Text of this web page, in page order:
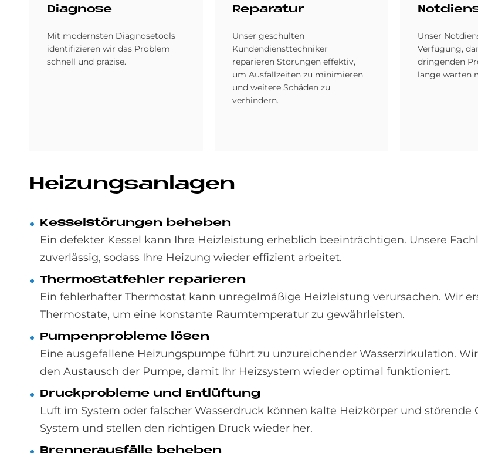
Dia­gno­se
Mit modernsten Diagnosetools
identifizieren wir das Problem
schnell und präzise.
Re­pa­ra­tur
Unser geschulten
Kundendiensttechniker
reparieren Störungen effektiv,
um Ausfallzeiten zu minimieren
und weitere Schäden zu
verhindern.
Unser
Verfügung,
dringenden
lange warten
Hei­zungs­an­la­gen
Kes­sel­stö­run­gen be­he­ben
Ein defekter Kessel kann Ihre Heizleistung erheblich beeinträchtigen. Unsere
zuverlässig, sodass Ihre Heizung wieder effizient arbeitet.
Ther­mo­stat­feh­ler re­pa­rie­ren
Ein fehlerhafter Thermostat kann unregelmäßige Heizleistung verursachen. Wir
Thermostate, um eine konstante Raumtemperatur zu gewährleisten.
Pum­pen­pro­ble­me lö­sen
Eine ausgefallene Heizungspumpe führt zu unzureichender Wasserzirkulation.
den Austausch der Pumpe, damit Ihr Heizsystem wieder optimal funktioniert.
Druck­pro­ble­me und Ent­lüf­tung
Luft im System oder falscher Wasserdruck können kalte Heizkörper und störende
System und stellen den richtigen Druck wieder her.
Bren­ner­aus­fäl­le be­he­ben